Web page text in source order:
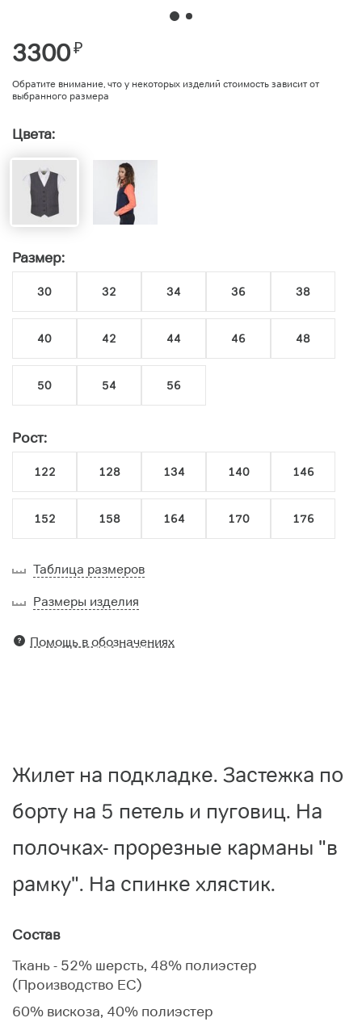
3300₽
Обратите внимание, что у некоторых изделий стоимость зависит от
выбранного размера
Цвета:
Размер:
30 32 34 36 38
40 42 44 46 48
50 54 56
Рост:
122 128 134 140 146
152 158 164 170 176
Таблица размеров
Размеры изделия
Помощь в обозначениях
Жилет на подкладке. Застежка по
борту на 5 петель и пуговиц. На
полочках- прорезные карманы "в
рамку". На спинке хлястик.
Состав
Ткань - 52% шерсть, 48% полиэстер
(Производство ЕС)
60% вискоза, 40% полиэстер